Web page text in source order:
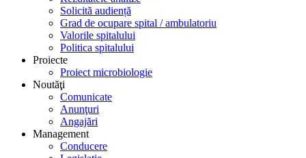
Solicită audiență
Grad de ocupare spital / ambulatoriu
Valorile spitalului
Politica spitalului
Proiecte
Proiect microbiologie
Noutăţi
Comunicate
Anunţuri
Angajări
Management
Conducere